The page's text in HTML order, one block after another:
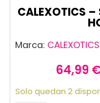
CALEXOTICS –
Marca: CALEXOTICS
64,99
Solo quedan 2